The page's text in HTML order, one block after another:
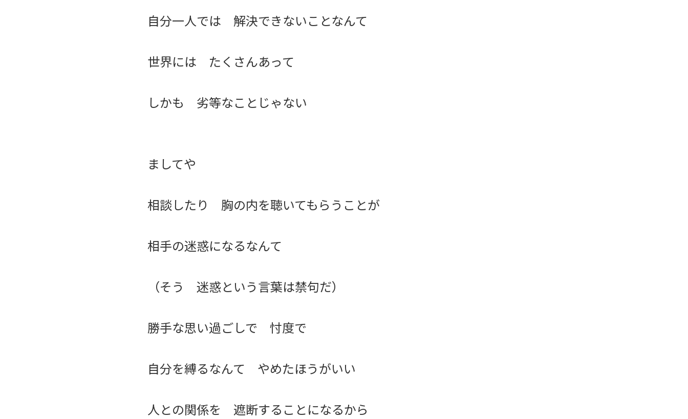
自分一人では 解決できないことなんて
世界には たくさんあって
しかも 劣等なことじゃない
ましてや
相談したり 胸の内を聴いてもらうことが
相手の迷惑になるなんて
（そう 迷惑という言葉は禁句だ）
勝手な思い過ごしで 忖度で
自分を縛るなんて やめたほうがいい
人との関係を 遮断することになるから